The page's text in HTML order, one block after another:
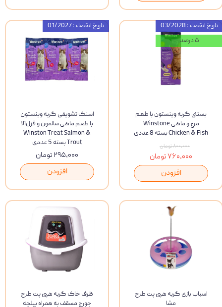
بستنی گربه وینستون با طعم
مرغ و ماهی Winstone
Chicken & Fish بسته 8 عددی
۸۰۰,۰۰۰ تومان
۷۶۰,۰۰۰ تومان
افزودن
تاریخ انقضاء : 03/2028
۵ درصد
اسنک تشویقی گربه وینستون
با طعم ماهی سالمون و قزل‌آلا
Winston Treat Salmon &
Trout بسته 5 عددی
۲۹۵,۰۰۰ تومان
افزودن
تاریخ انقضاء : 01/2027
اسباب بازی گربه هپی پت طرح
مشا
ظرف خاک گربه هپی پت طرح
جورج مسقف به همراه بیلچه